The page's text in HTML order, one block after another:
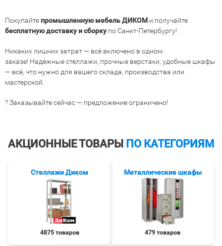
Покупайте промышленную мебель ДИКОМ и получайте
бесплатную доставку и сборкупо Санкт-Петербургу!
Никаких лишних затрат — всё включено в одном
заказе! Надёжные стеллажи, прочные верстаки, удобные шкафы
— всё, что нужно для вашего склада, производства или
мастерской.
? Заказывайте сейчас — предложение ограничено!
АКЦИОННЫЕ ТОВАРЫ ПО КАТЕГОРИЯМ
Стеллажи Диком
4875 товаров
Металлические шкафы
479 товаров